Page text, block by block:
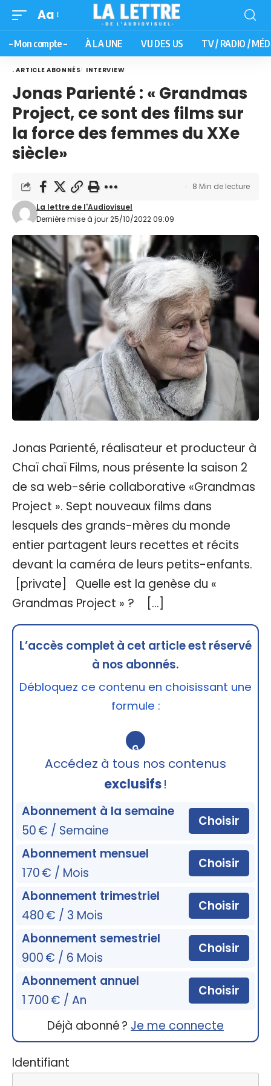
Aa
– Mon compte – À LA UNE VU DES US TV / RADIO /
. ARTICLE ABONNÉS INTERVIEW
Jonas Parienté : « Grandmas
Project, ce sont des films sur
la force des femmes du XXe
siècle»
Dernière mise à jour 25/10/2022 09:09
La lettre de l'Audiovisuel
8 Min de lecture
Jonas Parienté, réalisateur et producteur à
Chaï chaï Films, nous présente la saison 2
de sa web-série collaborative «Grandmas
Project ». Sept nouveaux films dans
lesquels des grands-mères du monde
entier partagent leurs recettes et récits
devant la caméra de leurs petits-enfants.
[private] Quelle est la genèse du «
Grandmas Project » ? […]
L’accès complet à cet article est réservé
à nos abonnés.
Débloquez ce contenu en choisissant une
formule :
🔒
Accédez à tous nos contenus
exclusifs!
Abonnement à la semaine
50 € / Semaine
Choisir
Abonnement mensuel
170 € / Mois
Choisir
Abonnement trimestriel
480 € / 3 Mois
Choisir
Abonnement semestriel
900 € / 6 Mois
Choisir
Abonnement annuel
1 700 € / An
Choisir
Déjà abonné ? Je me connecte
Identifiant